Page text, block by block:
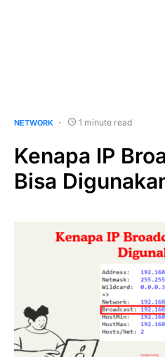
NETWORK 1 minute read
Kenapa IP
Bisa